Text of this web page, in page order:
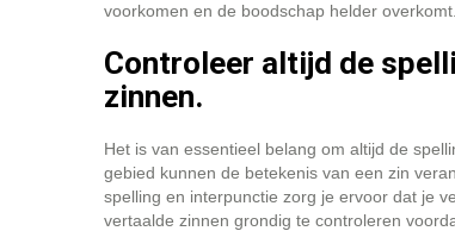
voorkomen en de boodschap helder overkomt.
Controleer altijd de
zinnen.
Het is van essentieel belang om altijd de
gebied kunnen de betekenis van een zin
spelling en interpunctie zorg je ervoor dat je
vertaalde zinnen grondig te controleren